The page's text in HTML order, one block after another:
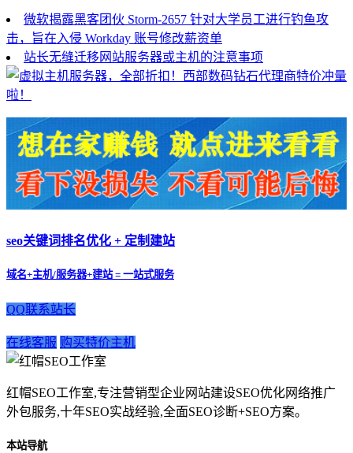
微软揭露黑客团伙 Storm-2657 针对大学员工进行钓鱼攻
击，旨在入侵 Workday 账号修改薪资单
站长无缝迁移网站服务器或主机的注意事项
seo关键词排名优化 + 定制建站
域名+主机/服务器+建站 = 一站式服务
QQ联系站长
在线客服 购买特价主机
红帽SEO工作室,专注营销型企业网站建设SEO优化网络推广
外包服务,十年SEO实战经验,全面SEO诊断+SEO方案。
本站导航